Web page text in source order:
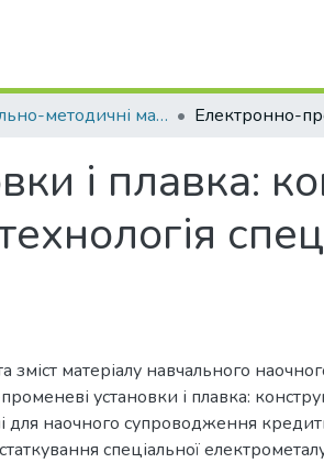
Навчально-методичні матеріали (ФХОТМ)
і плавка:
зміст матеріалу навчального
установки і плавка:
для наочного супроводження
спеціальної